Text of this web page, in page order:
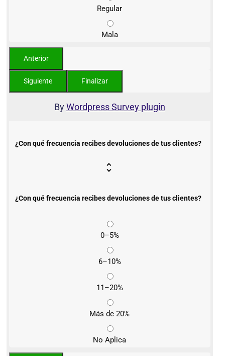
Regular
Mala
ByWordpress Survey plugin
¿Con qué frecuencia recibes devoluciones de tus clientes?
¿Con qué frecuencia recibes devoluciones de tus clientes?
0–5%
6–10%
11–20%
Más de 20%
No Aplica